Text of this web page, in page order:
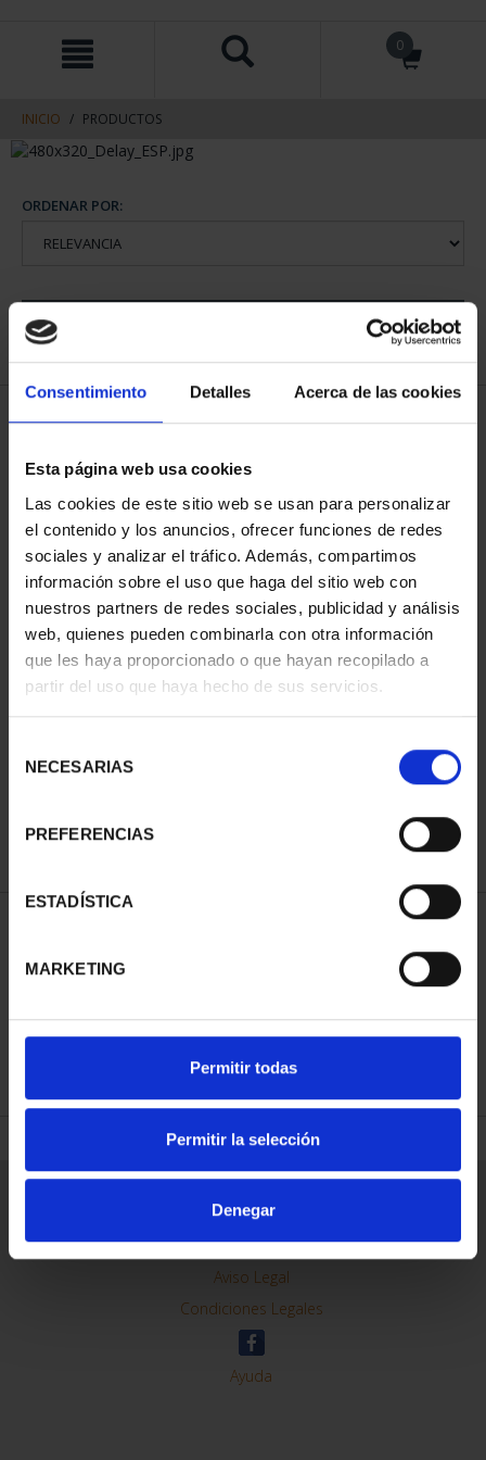
Consentimiento Detalles Acerca de las cookies
Esta página web usa cookies
Las cookies de este sitio web se usan para personalizar
el contenido y los anuncios, ofrecer funciones de redes
sociales y analizar el tráfico. Además, compartimos
información sobre el uso que haga del sitio web con
nuestros partners de redes sociales, publicidad y análisis
web, quienes pueden combinarla con otra información
que les haya proporcionado o que hayan recopilado a
partir del uso que haya hecho de sus servicios.
NECESARIAS
PREFERENCIAS
ESTADÍSTICA
MARKETING
Permitir todas
Permitir la selección
Denegar
contenido
navegacin
0
INICIO PRODUCTOS
ORDENAR POR:
1 Productos encontrados
73,00 €
REFINAR
Contacto
Preguntas Frequentes (FAQs)
Aviso Legal
Condiciones Legales
Ayuda